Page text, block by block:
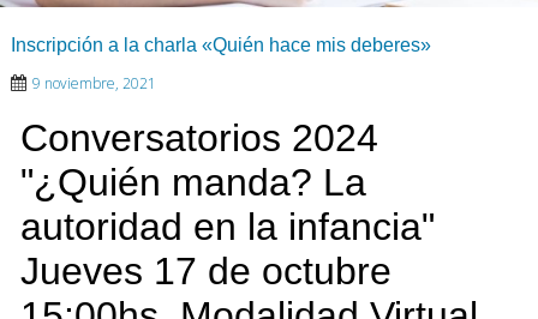
Inscripción a la charla «Quién hace mis deberes»
9 noviembre, 2021